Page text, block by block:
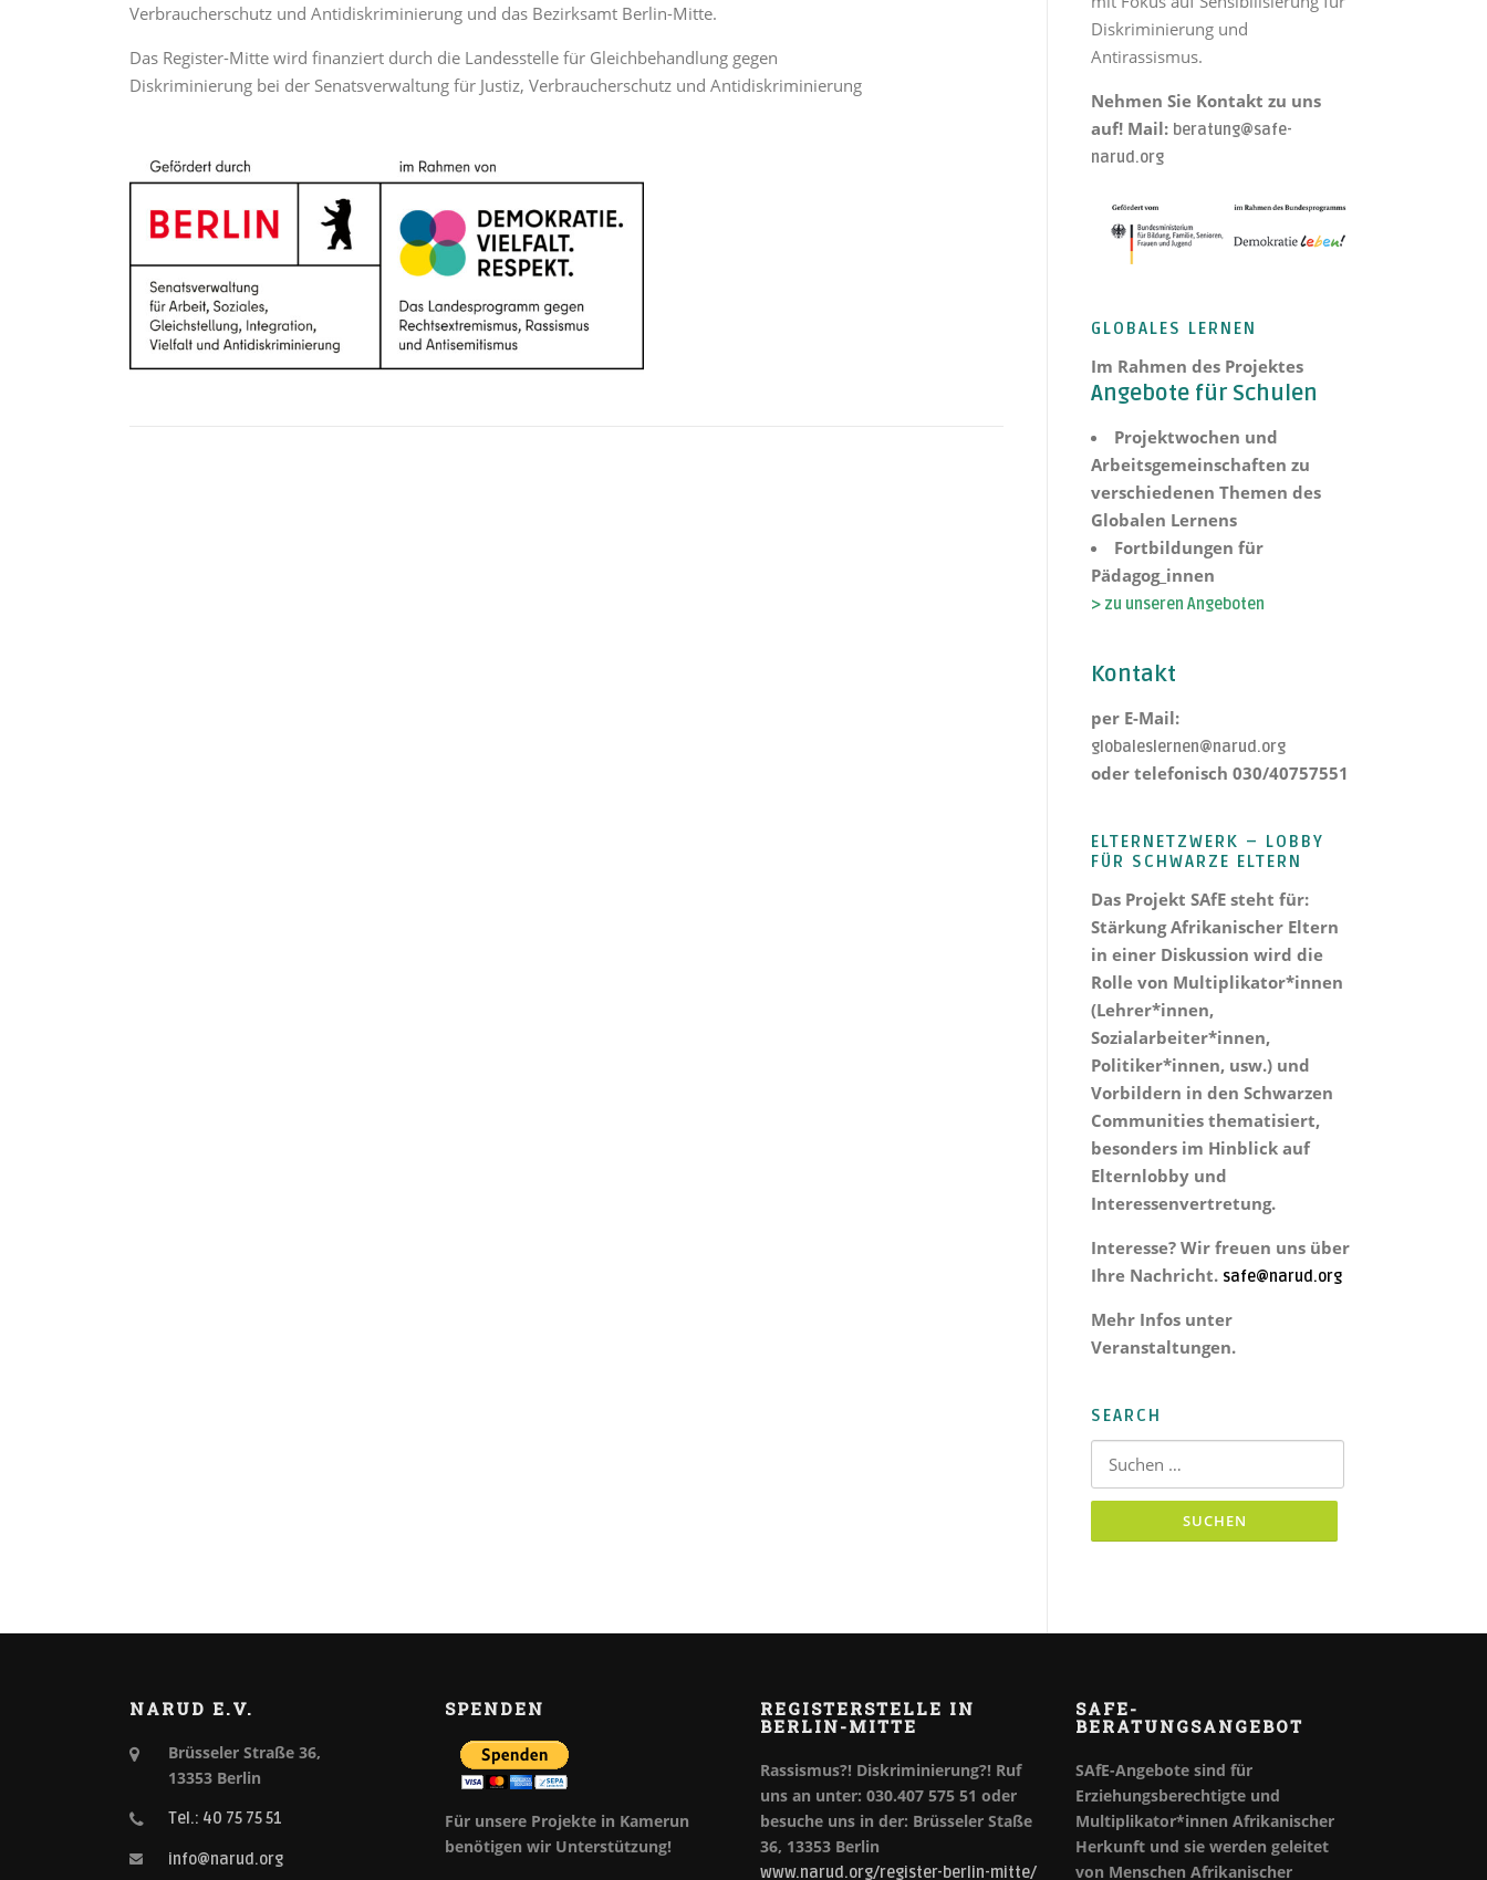
Verbraucherschutz und Antidiskriminierung und das Bezirksamt Berlin-Mitte.
Das Register-Mitte wird finanziert durch die Landesstelle für Gleichbehandlung gegen
Diskriminierung bei der Senatsverwaltung für Justiz, Verbraucherschutz und Antidiskriminierung
Diskriminierung und
Antirassismus.
Nehmen Sie Kontakt zu uns
auf! Mail: beratung@safe-
narud.org
GLOBALES LERNEN
Im Rahmen des Projektes
Angebote für Schulen
Projektwochen und
Arbeitsgemeinschaften zu
verschiedenen Themen des
Globalen Lernens
Fortbildungen für
Pädagog_innen
> zu unseren Angeboten
Kontakt
per E-Mail:
globaleslernen@narud.org
oder telefonisch 030/40757551
ELTERNETZWERK – LOBBY
FÜR SCHWARZE ELTERN
Das Projekt SAfE steht für:
Stärkung Afrikanischer Eltern
in einer Diskussion wird die
Rolle von Multiplikator*innen
(Lehrer*innen,
Sozialarbeiter*innen,
Politiker*innen, usw.) und
Vorbildern in den Schwarzen
Communities thematisiert,
besonders im Hinblick auf
Elternlobby und
Interessenvertretung.
Interesse? Wir freuen uns über
Ihre Nachricht. safe@narud.org
Mehr Infos unter
Veranstaltungen.
SEARCH
Suchen nach:
NARUD E.V.
Brüsseler Straße 36,
13353 Berlin
Tel.: 40 75 75 51
info@narud.org
SPENDEN
Für unsere Projekte in Kamerun
benötigen wir Unterstützung!
REGISTERSTELLE IN
BERLIN-MITTE
Rassismus?! Diskriminierung?! Ruf
uns an unter: 030.407 575 51 oder
besuche uns in der: Brüsseler Staße
36, 13353 Berlin
www.narud.org/register-berlin-mitte/
SAFE-
BERATUNGSANGEBOT
SAfE-Angebote sind für
Erziehungsberechtigte und
Multiplikator*innen Afrikanischer
Herkunft und sie werden geleitet
von Menschen Afrikanischer